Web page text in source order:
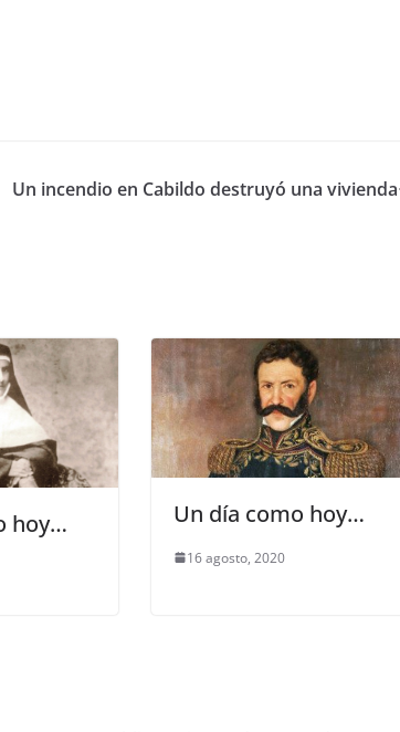
Un incendio en Cabildo destruyó una vivienda
hoy… Un día como hoy…
16 agosto, 2020